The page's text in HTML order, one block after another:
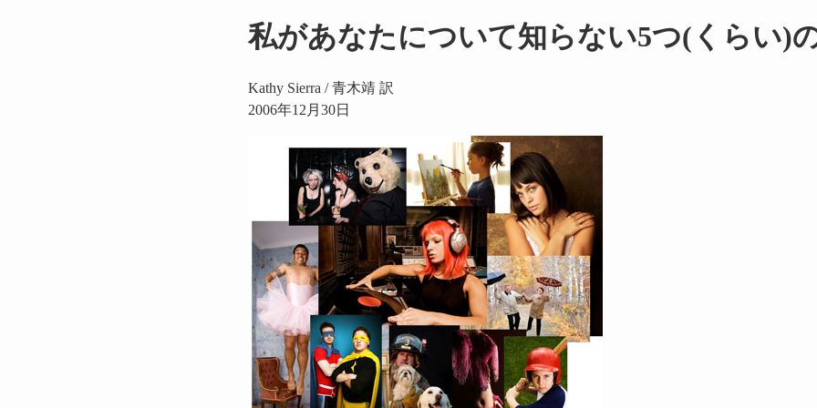
私があなたについて知らない5つ(くらい)
Kathy Sierra / 青木靖 訳
2006年12月30日